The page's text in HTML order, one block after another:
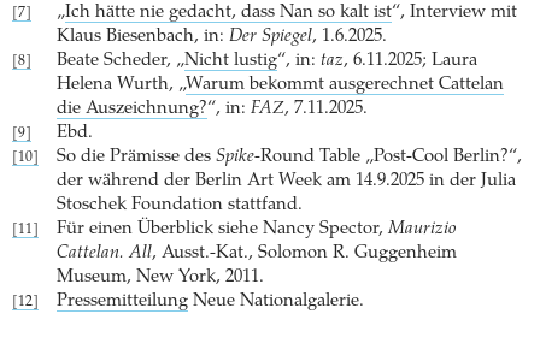
[7] „Ich hätte nie gedacht, dass Nan so kalt ist“, Interview mit
Klaus Biesenbach, in: Der Spiegel, 1.6.2025.
[8] Beate Scheder, „Nicht lustig“, in: taz, 6.11.2025; Laura
Helena Wurth, „Warum bekommt ausgerechnet Cattelan
die Auszeichnung?“, in: FAZ, 7.11.2025.
[9] Ebd.
[10] So die Prämisse des Spike-Round Table „Post-Cool Berlin?“,
der während der Berlin Art Week am 14.9.2025 in der Julia
Stoschek Foundation stattfand.
[11] Für einen Überblick siehe Nancy Spector, Maurizio
Cattelan. All, Ausst.-Kat., Solomon R. Guggenheim
Museum, New York, 2011.
[12] Pressemitteilung Neue Nationalgalerie.